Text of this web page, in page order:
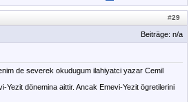
#29
Beiträge: n/a
de severek okudugum ilahiyatci yazar Cemil
dönemina aittir. Ancak Emevi-Yezit ögretilerini